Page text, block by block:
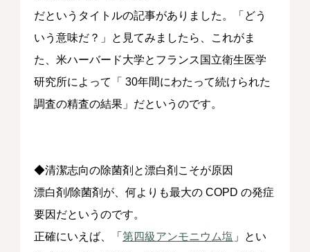
だというタイトルの記事がありました。「どう
いう意味だ？」と見てみましたら、これがま
た、米ハーバード大学とフランス国立衛生医学
研究所によって「 30年間にわたって続けられた
調査の精査の結果」だというのです。
◆清潔志向の除菌剤と漂白剤こそが原因
漂白剤/除菌剤が、何よりも最大の COPD の発症
要因だというのです。
正確にいえば、「第四級アンモニウム塩 」とい